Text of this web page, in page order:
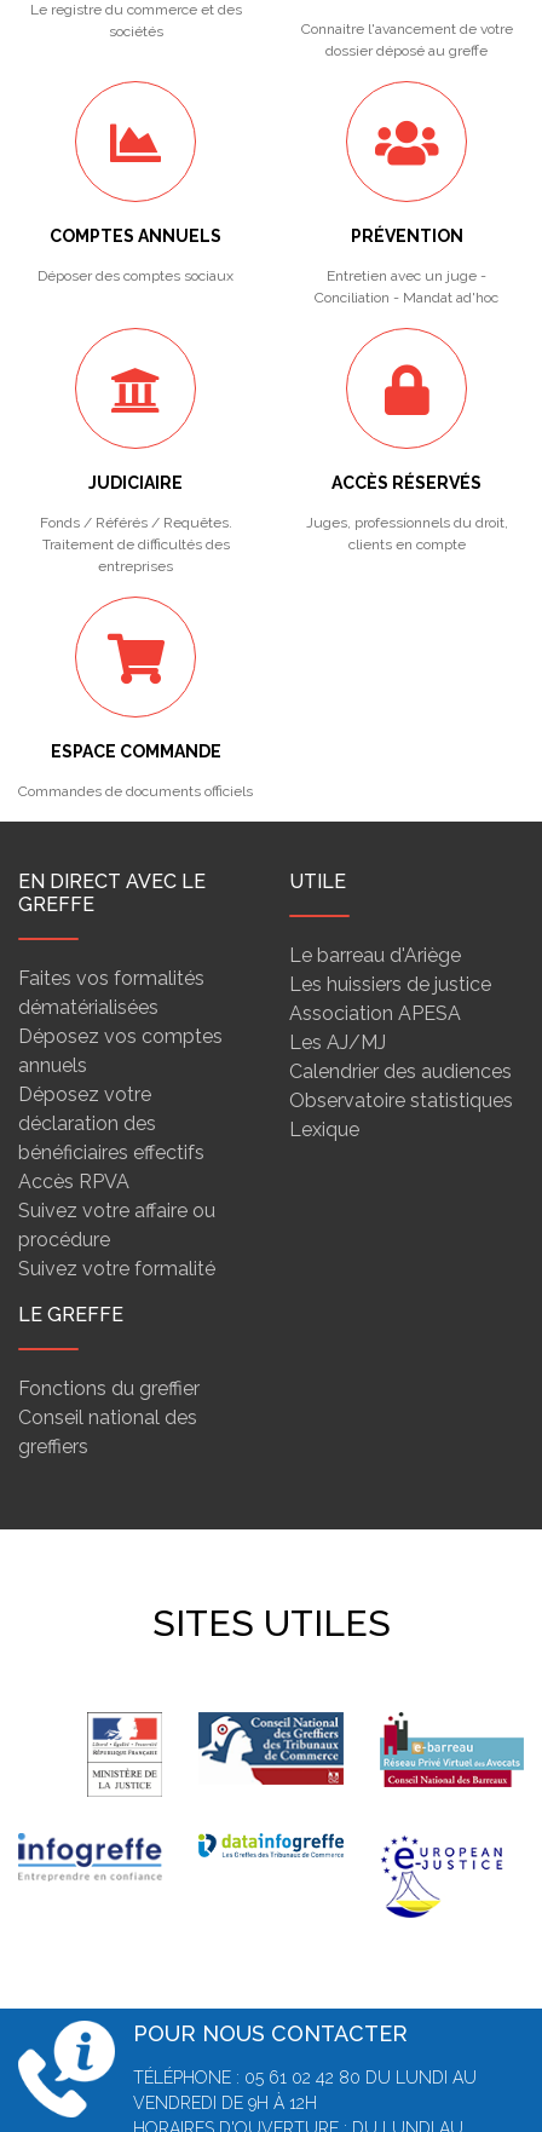
Le registre du commerce et des
sociétés
Connaitre l'avancement de votre
dossier déposé au greffe
COMPTES ANNUELS
Déposer des comptes sociaux
PRÉVENTION
Entretien avec un juge -
Conciliation - Mandat ad'hoc
JUDICIAIRE
Fonds / Référés / Requêtes.
Traitement de difficultés des
entreprises
ACCÈS RÉSERVÉS
Juges, professionnels du droit,
clients en compte
ESPACE COMMANDE
Commandes de documents officiels
EN DIRECT AVEC LE
GREFFE
Faites vos formalités
dématérialisées
Déposez vos comptes
annuels
Déposez votre
déclaration des
bénéficiaires effectifs
Accès RPVA
Suivez votre affaire ou
procédure
Suivez votre formalité
UTILE
Le barreau d'Ariège
Les huissiers de justice
Association APESA
Les AJ/MJ
Calendrier des audiences
Observatoire statistiques
Lexique
LE GREFFE
Fonctions du greffier
Conseil national des
greffiers
SITES UTILES
POUR NOUS CONTACTER
TÉLÉPHONE : 05 61 02 42 80 DU LUNDI AU
VENDREDI DE 9H À 12H